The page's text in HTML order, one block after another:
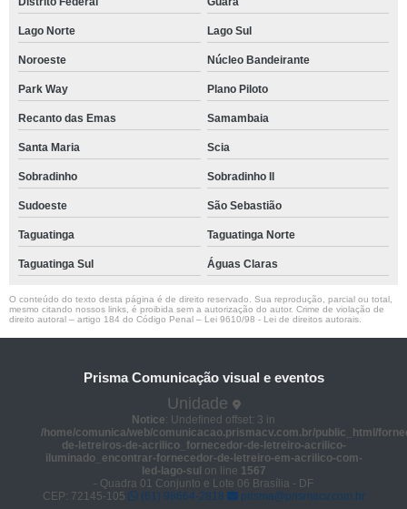
Lago Norte Lago Sul
Noroeste Núcleo Bandeirante
Park Way Plano Piloto
Recanto das Emas Samambaia
Santa Maria Scia
Sobradinho Sobradinho ll
Sudoeste São Sebastião
Taguatinga Taguatinga Norte
Taguatinga Sul Águas Claras
O conteúdo do texto desta página é de direito reservado. Sua reprodução, parcial ou total,
mesmo citando nossos links, é proibida sem a autorização do autor. Crime de violação de
direito autoral – artigo 184 do Código Penal – Lei 9610/98 - Lei de direitos autorais
Prisma Comunicação visual e eventos
Unidade
Notice: Undefined offset: 3 in
/home/comunica/web/comunicacao.prismacv.com.br/public_html/
de-letreiros-de-acrilico_fornecedor-de-letreiro-acrilico-
iluminado_encontrar-fornecedor-de-letreiro-em-acrilico-com-
led-lago-sul on line 1567
- Quadra 01 Conjunto e Lote 06 Brasília - DF
CEP: 72145-105
(61) 98664-2818 prisma@prismacv.com.br